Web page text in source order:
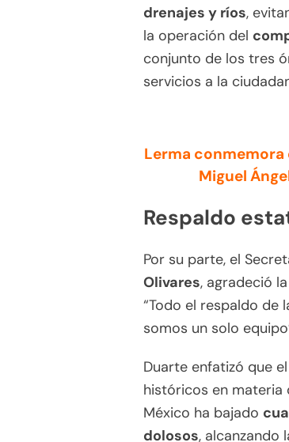
drenajes y ríos,
la operación del
conjunto de los tres
servicios a la
Lerma conmemora
Miguel
Respaldo
Por su parte, el
Olivares, agradeció
“Todo el respaldo de
somos un solo
Duarte enfatizó que
históricos en materia
México ha bajado
dolosos, alcanzando